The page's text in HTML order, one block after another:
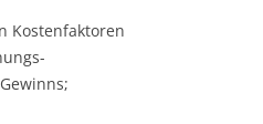
Kostenfaktoren